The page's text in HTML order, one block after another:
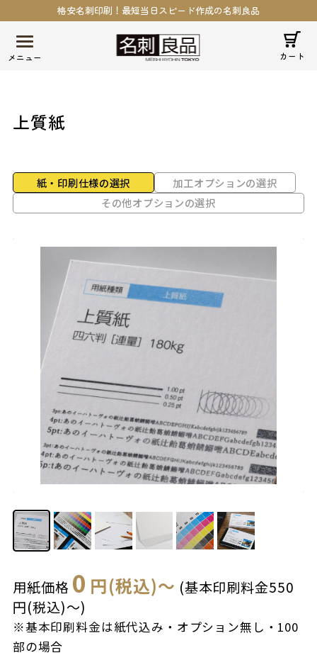
格安名刺印刷！最短当日スピード作成の名刺良品
カート
上質紙
紙・印刷仕様の選択
加工オプションの選択
その他オプションの選択
用紙価格 0 円(税込)～ (基本印刷料金550
円(税込)～)
※基本印刷料金は紙代込み・オプション無し・100
部の場合